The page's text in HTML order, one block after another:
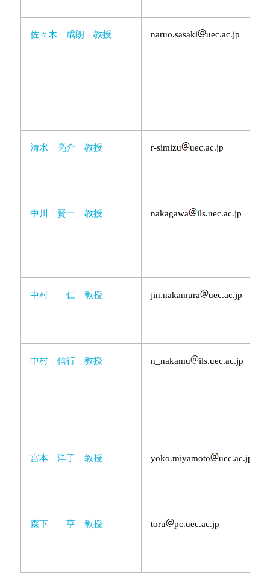
佐々木 成朗 教授 naruo.sasaki uec.ac.jp
清水 亮介 教授 r-simizu uec.ac.jp
中川 賢一 教授 nakagawa ils.uec.ac.jp
中村 仁 教授 jin.nakamura uec.ac.jp
中村 信行 教授 n_nakamu ils.uec.ac.jp
宮本 洋子 教授 yoko.miyamoto uec.ac.jp
森下 亨 教授 toru pc.uec.ac.jp